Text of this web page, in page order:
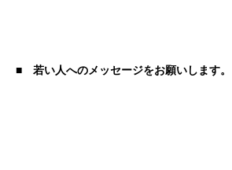
■ 若い人へのメッセージをお願いします。